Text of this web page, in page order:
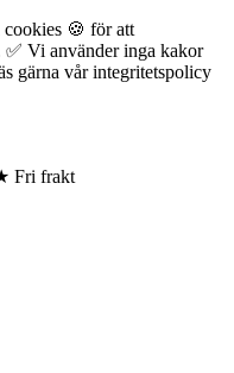
cookies 🍪 för att
✅ Vi använder inga kakor
gärna vår integritetspolicy
Fri frakt